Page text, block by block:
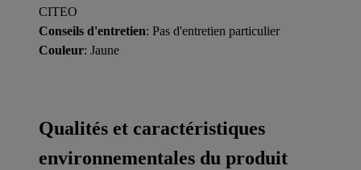
CITEO
Conseils d'entretien: Pas d'entretien particulier
Couleur: Jaune
Qualités et caractéristiques
environnementales du produit